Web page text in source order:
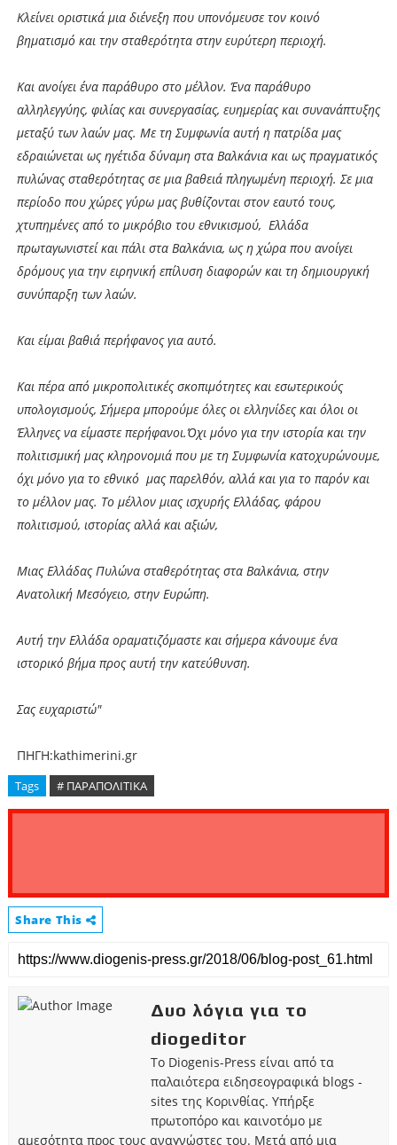
Κλείνει οριστικά μια διένεξη που υπονόμευσε τον κοινό
βηματισμό και την σταθερότητα στην ευρύτερη περιοχή.
Και ανοίγει ένα παράθυρο στο μέλλον. Ένα παράθυρο
αλληλεγγύης, φιλίας και συνεργασίας, ευημερίας και συνανάπτυξης
μεταξύ των λαών μας. Με τη Συμφωνία αυτή η πατρίδα μας
εδραιώνεται ως ηγέτιδα δύναμη στα Βαλκάνια και ως πραγματικός
πυλώνας σταθερότητας σε μια βαθειά πληγωμένη περιοχή. Σε μια
περίοδο που χώρες γύρω μας βυθίζονται στον εαυτό τους,
χτυπημένες από το μικρόβιο του εθνικισμού, Ελλάδα
πρωταγωνιστεί και πάλι στα Βαλκάνια, ως η χώρα που ανοίγει
δρόμους για την ειρηνική επίλυση διαφορών και τη δημιουργική
συνύπαρξη των λαών.
Και είμαι βαθιά περήφανος για αυτό.
Και πέρα από μικροπολιτικές σκοπιμότητες και εσωτερικούς
υπολογισμούς, Σήμερα μπορούμε όλες οι ελληνίδες και όλοι οι
Έλληνες να είμαστε περήφανοι.Όχι μόνο για την ιστορία και την
πολιτισμική μας κληρονομιά που με τη Συμφωνία κατοχυρώνουμε,
όχι μόνο για το εθνικό μας παρελθόν, αλλά και για το παρόν και
το μέλλον μας. Το μέλλον μιας ισχυρής Ελλάδας, φάρου
πολιτισμού, ιστορίας αλλά και αξιών,
Μιας Ελλάδας Πυλώνα σταθερότητας στα Βαλκάνια, στην
Ανατολική Μεσόγειο, στην Ευρώπη.
Αυτή την Ελλάδα οραματιζόμαστε και σήμερα κάνουμε ένα
ιστορικό βήμα προς αυτή την κατεύθυνση.
Σας ευχαριστώ"
ΠΗΓΗ:kathimerini.gr
Tags # ΠΑΡΑΠΟΛΙΤΙΚΑ
Share This
Δυο λόγια για το
diogeditor
Το Diogenis-Press είναι από τα
παλαιότερα ειδησεογραφικά blogs -
sites της Κορινθίας. Υπήρξε
πρωτοπόρο και καινοτόμο με
αμεσότητα προς τους αναγνώστες του. Μετά από μια